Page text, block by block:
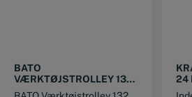
BATO
VÆRKTØJSTROLLEY 132
DELE
24